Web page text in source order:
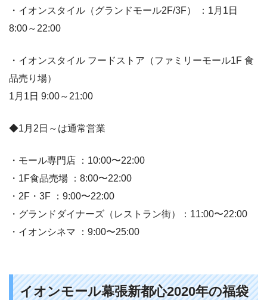
・イオンスタイル（グランドモール2F/3F） ：1月1日
8:00～22:00
・イオンスタイル フードストア（ファミリーモール1F 食
品売り場）
1月1日 9:00～21:00
◆1月2日～は通常営業
・モール専門店 ：10:00〜22:00
・1F食品売場 ：8:00〜22:00
・2F・3F ：9:00〜22:00
・グランドダイナーズ（レストラン街）：11:00〜22:00
・イオンシネマ ：9:00〜25:00
イオンモール幕張新都心2020年の福袋